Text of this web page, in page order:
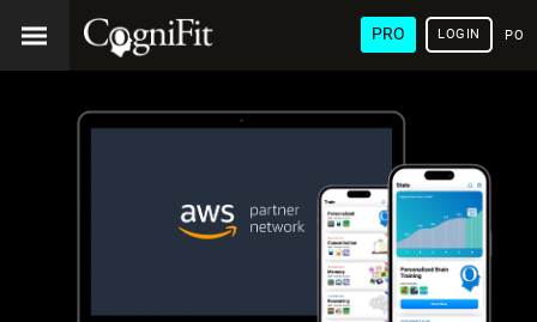
PRO LOGIN